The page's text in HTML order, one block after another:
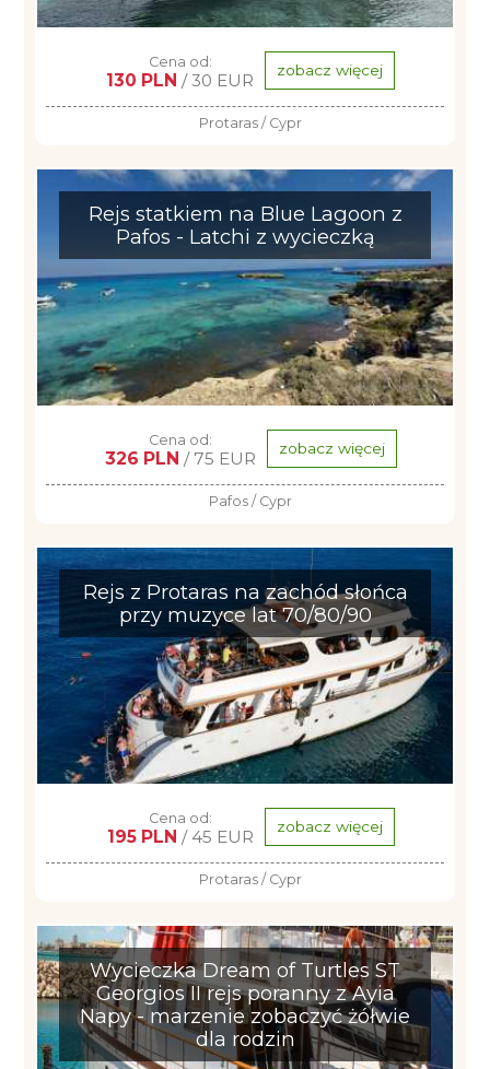
Cena od:
130 PLN / 30 EUR zobacz więcej
Protaras / Cypr
Rejs statkiem na Blue Lagoon z
Pafos - Latchi z wycieczką
Cena od:
326 PLN / 75 EUR zobacz więcej
Pafos / Cypr
Rejs z Protaras na zachód słońca
przy muzyce lat 70/80/90
Cena od:
195 PLN / 45 EUR zobacz więcej
Protaras / Cypr
Wycieczka Dream of Turtles ST
Georgios II rejs poranny z Ayia
Napy - marzenie zobaczyć żółwie
dla rodzin